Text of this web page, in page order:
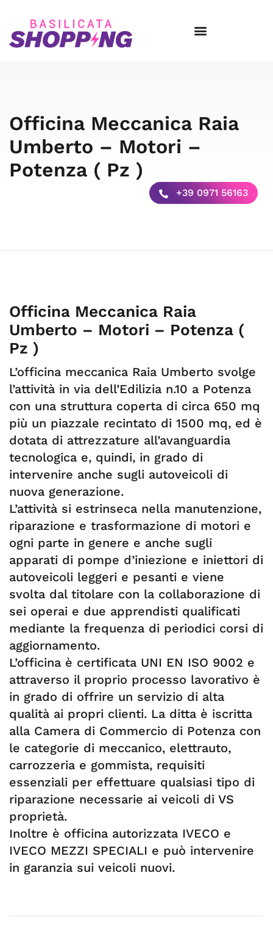
Officina Meccanica Raia
Umberto – Motori –
Potenza ( Pz )
+39 0971 56163
Officina Meccanica Raia
Umberto – Motori – Potenza (
Pz )
L’officina meccanica Raia Umberto svolge
l’attività in via dell’Edilizia n.10 a Potenza
con una struttura coperta di circa 650 mq
più un piazzale recintato di 1500 mq, ed è
dotata di attrezzature all’avanguardia
tecnologica e, quindi, in grado di
intervenire anche sugli autoveicoli di
nuova generazione.
L’attività si estrinseca nella manutenzione,
riparazione e trasformazione di motori e
ogni parte in genere e anche sugli
apparati di pompe d’iniezione e iniettori di
autoveicoli leggeri e pesanti e viene
svolta dal titolare con la collaborazione di
sei operai e due apprendisti qualificati
mediante la frequenza di periodici corsi di
aggiornamento.
L’officina è certificata UNI EN ISO 9002 e
attraverso il proprio processo lavorativo è
in grado di offrire un servizio di alta
qualità ai propri clienti. La ditta è iscritta
alla Camera di Commercio di Potenza con
le categorie di meccanico, elettrauto,
carrozzeria e gommista, requisiti
essenziali per effettuare qualsiasi tipo di
riparazione necessarie ai veicoli di VS
proprietà.
Inoltre è officina autorizzata IVECO e
IVECO MEZZI SPECIALI e può intervenire
in garanzia sui veicoli nuovi.